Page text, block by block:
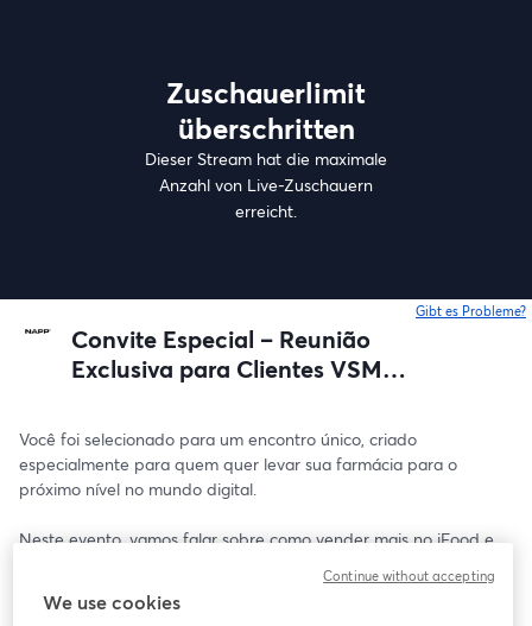
Zuschauerlimit
überschritten
Dieser Stream hat die maximale
Anzahl von Live-Zuschauern
erreicht.
Gibt es Probleme?
Convite Especial – Reunião
Exclusiva para Clientes VSM
Você foi selecionado para um encontro único, criado
especialmente para quem quer levar sua farmácia para o
próximo nível no mundo digital.
Neste evento, vamos falar sobre como vender mais no iFood e
que já estão transformando resultados de farmácias como a sua.
We use cookies
Continue without accepting